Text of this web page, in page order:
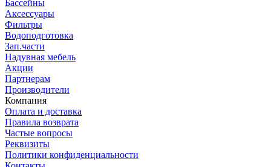
Бассейны
Аксессуары
Фильтры
Водоподготовка
Зап.части
Надувная мебель
Акции
Партнерам
Производители
Компания
Оплата и доставка
Правила возврата
Частые вопросы
Реквизиты
Политики конфиденциальности